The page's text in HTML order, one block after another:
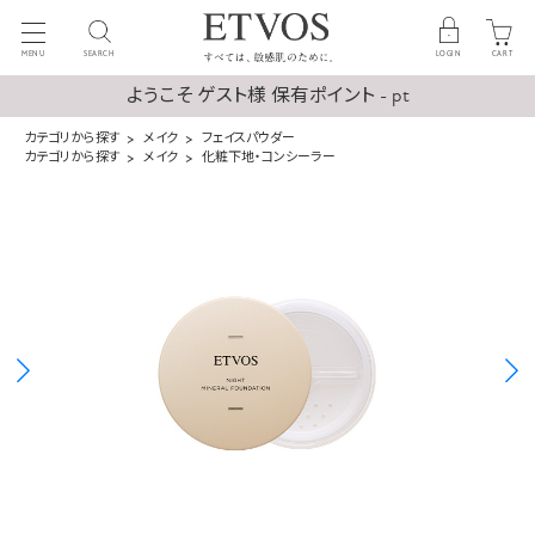
MENU SEARCH LOGIN CART
ようこそ ゲスト様 保有ポイント - pt
カテゴリから探す メイク
フェイスパウダー
カテゴリから探す
メイク 化粧下地・コンシーラー